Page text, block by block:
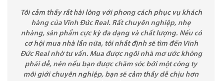
Tôi cảm thấy rất hài lòng với phong cách phục vụ khách
hàng của Vĩnh Đức Real. Rất chuyên nghiệp, nhẹ
nhàng, sản phẩm cực kỳ đa dạng và chất lượng. Nếu có
cơ hội mua nhà lần nữa, tôi nhất định sẽ tìm đến Vĩnh
Đức Real nhờ tư vấn. Mua được ngôi nhà mơ ước không
phải dễ, nên nếu bạn được chăm sóc bởi một công ty
môi giới chuyên nghiệp, bạn sẽ cảm thấy dễ chịu hơn